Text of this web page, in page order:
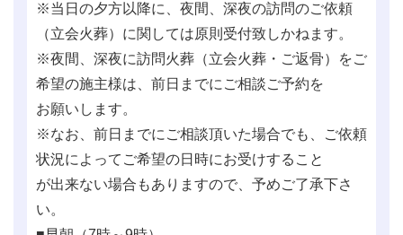
※当日の夕方以降に、夜間、深夜の訪問のご依頼
（立会火葬）に関しては原則受付致しかねます。
※夜間、深夜に訪問火葬（立会火葬・ご返骨）をご
希望の施主様は、前日までにご相談ご予約を
お願いします。
※なお、前日までにご相談頂いた場合でも、ご依頼
状況によってご希望の日時にお受けすること
が出来ない場合もありますので、予めご了承下さ
い。